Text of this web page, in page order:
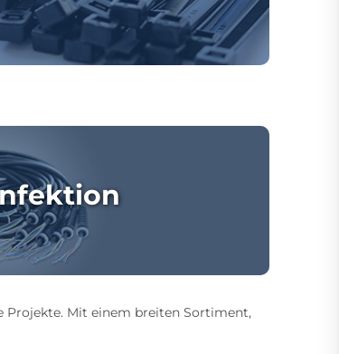
Projekte. Mit einem breiten Sortiment,